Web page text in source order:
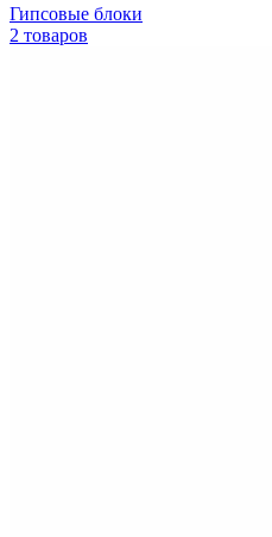
Гипсовые блоки
2 товаров